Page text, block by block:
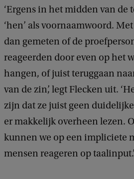
‘Ergens in het midden van de
‘hen’ als voornaamwoord.
dan gemeten of de
reageerden door even op het
hangen, of juist teruggaan
van de zin’, legt Flecken uit.
zijn dat ze juist geen
er makkelijk overheen lezen.
kunnen we op een impliciete
mensen reageren op taalinput.’